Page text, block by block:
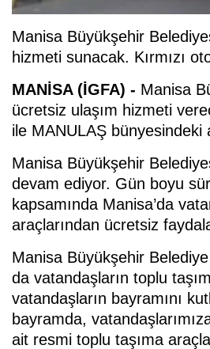
Manisa Büyükşehir
hizmeti sunacak. Kırmızı
MANİSA (İGFA) - Manisa
ücretsiz ulaşım hizmeti
ile MANULAŞ bünyesindeki
Manisa Büyükşehir
devam ediyor. Gün boyu
kapsamında Manisa’da
araçlarından ücretsiz
Manisa Büyükşehir
da vatandaşların toplu
vatandaşların bayramını
bayramda,
ait resmi toplu taşıma